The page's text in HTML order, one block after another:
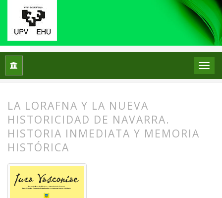
Inicio Vol. 1 Núm. 23 (2026): Vasconia y las
LA LORAFNA Y LA NUEVA
HISTORICIDAD DE NAVARRA.
HISTORIA INMEDIATA Y MEMORIA
HISTÓRICA